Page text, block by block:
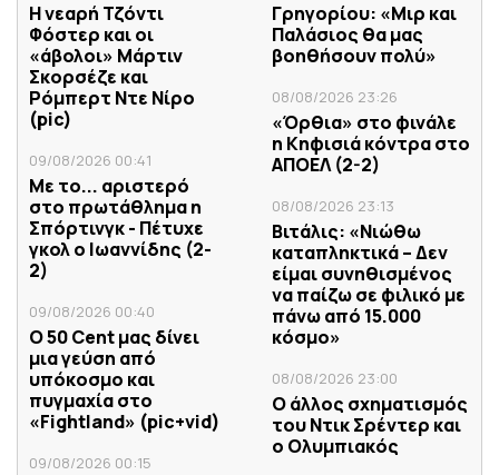
Η νεαρή Τζόντι
Φόστερ και οι
«άβολοι» Μάρτιν
Σκορσέζε και
Ρόμπερτ Ντε Νίρο
(pic)
09/08/2026 00:41
Με το... αριστερό
στο πρωτάθλημα η
Σπόρτινγκ - Πέτυχε
γκολ ο Ιωαννίδης (2-
2)
09/08/2026 00:40
Ο 50 Cent μας δίνει
μια γεύση από
υπόκοσμο και
πυγμαχία στο
«Fightland» (pic+vid)
09/08/2026 00:15
Γρηγορίου: «Μιρ και
Παλάσιος θα μας
βοηθήσουν πολύ»
08/08/2026 23:26
«Όρθια» στο φινάλε
η Κηφισιά κόντρα στο
ΑΠΟΕΛ (2-2)
08/08/2026 23:13
Βιτάλις: «Νιώθω
καταπληκτικά – Δεν
είμαι συνηθισμένος
να παίζω σε φιλικό με
πάνω από 15.000
κόσμο»
08/08/2026 23:00
Ο άλλος σχηματισμός
του Ντικ Σρέντερ και
ο Ολυμπιακός